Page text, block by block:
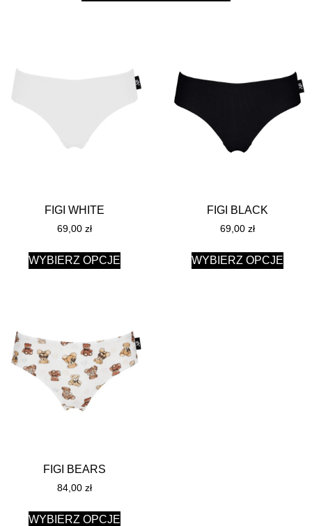
FIGI WHITE
69,00 zł
WYBIERZ OPCJE
FIGI BLACK
69,00 zł
WYBIERZ OPCJE
FIGI BEARS
84,00 zł
WYBIERZ OPCJE